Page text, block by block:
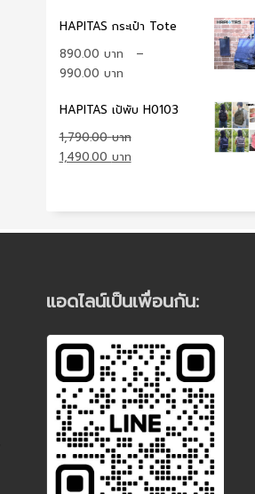
was:
1,890.00 ฿.
is:
HAPITAS กระเป๋า Tote
890.00
–
990.00
HAPITAS เป้พับ H0103
1,790.00
Original
1,790.00 ฿.
1,490.00
1,490.00 ฿.
แอดไลน์เป็นเพื่อนกัน: